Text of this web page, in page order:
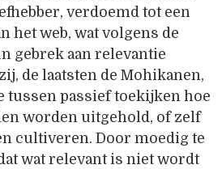
verdoemd tot een
het web, wat volgens de
gebrek aan relevantie
de laatsten de Mohikanen,
tussen passief toekijken hoe
worden uitgehold, of zelf
cultiveren. Door moedig te
wat relevant is niet wordt